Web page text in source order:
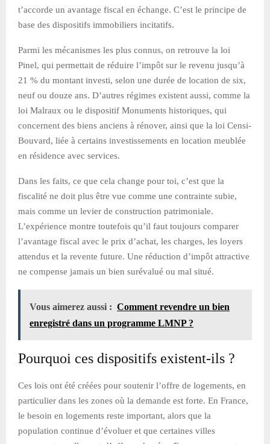
t’accorde un avantage fiscal en échange. C’est le principe de
base des dispositifs immobiliers incitatifs.
Parmi les mécanismes les plus connus, on retrouve la loi
Pinel, qui permettait de réduire l’impôt sur le revenu jusqu’à
21 % du montant investi, selon une durée de location de six,
neuf ou douze ans. D’autres régimes existent aussi, comme la
loi Malraux ou le dispositif Monuments historiques, qui
concernent des biens anciens à rénover, ainsi que la loi Censi-
Bouvard, liée à certains investissements en location meublée
en résidence avec services.
Dans les faits, ce que cela change pour toi, c’est que la
fiscalité ne doit plus être vue comme une contrainte subie,
mais comme un levier de construction patrimoniale.
L’expérience montre toutefois qu’il faut toujours comparer
l’avantage fiscal avec le prix d’achat, les charges, les loyers
attendus et la revente future. Une réduction d’impôt attractive
ne compense jamais un bien surévalué ou mal situé.
Vous aimerez aussi : Comment revendre un bien
enregistré dans un programme LMNP ?
Pourquoi ces dispositifs existent-ils ?
Ces lois ont été créées pour soutenir l’offre de logements, en
particulier dans les zones où la demande est forte. En France,
le besoin en logements reste important, alors que la
population continue d’évoluer et que certaines villes